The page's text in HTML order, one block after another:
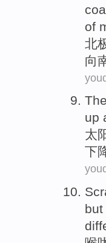
of
北
向
up
太
下
but